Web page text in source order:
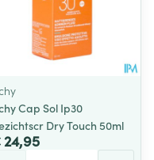
Cap Sol Ip30
Dry Touch 50ml